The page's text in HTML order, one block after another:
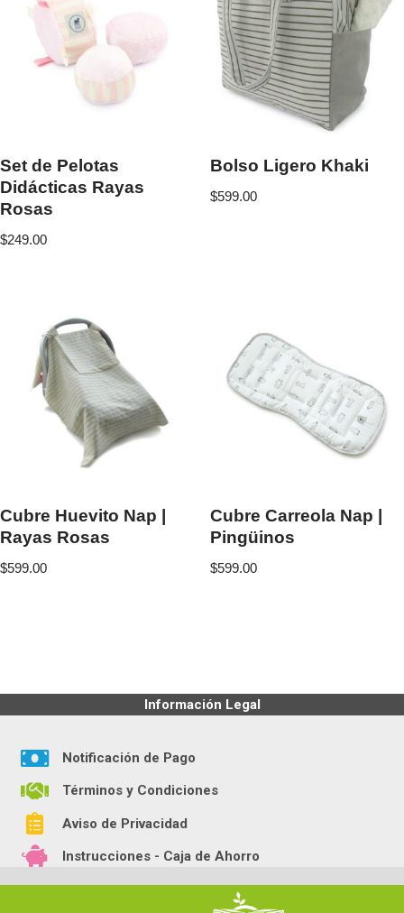
Set de Pelotas
Didácticas Rayas
Rosas
$249.00
Bolso Ligero Khaki
$599.00
Cubre Huevito Nap |
Rayas Rosas
$599.00
Cubre Carreola Nap |
Pingüinos
$599.00
Información Legal
Notificación de Pago
Términos y Condiciones
Aviso de Privacidad
Instrucciones - Caja de Ahorro